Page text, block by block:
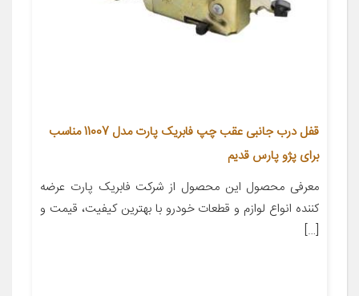
قفل درب جانبی عقب چپ فابریک پارت مدل 11007 مناسب
برای پژو پارس قدیم
معرفی محصول این محصول از شرکت فابریک پارت عرضه
کننده انواع لوازم و قطعات خودرو با بهترین کیفیت، قیمت و
[…]